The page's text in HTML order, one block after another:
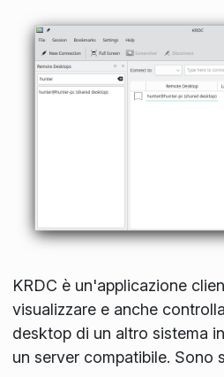
KRDC è un'applicazione
visualizzare e anche
desktop di un altro sistema
un server compatibile. Sono